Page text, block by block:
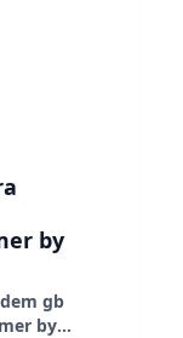
by
gb
by